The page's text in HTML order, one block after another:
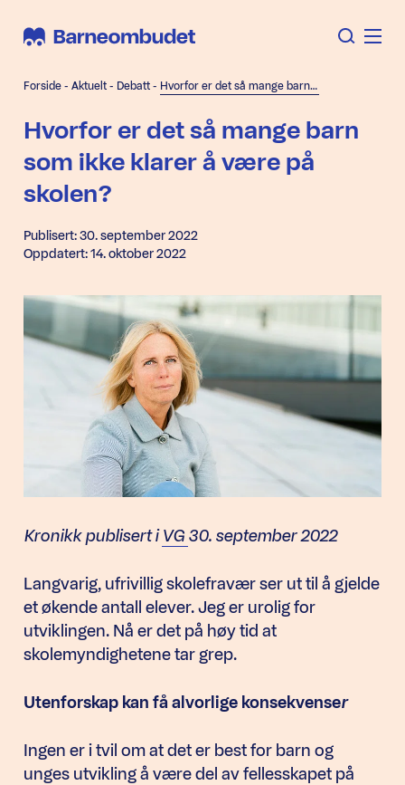
Forside - Aktuelt - Debatt - Hvorfor er det så mange barn som ikke klarer å være på skolen?
Hvorfor er det så mange barn
som ikke klarer å være på
skolen?
Publisert: 30. september 2022
Oppdatert: 14. oktober 2022
Kronikk publisert iVG 30. september 2022
Langvarig, ufrivillig skolefravær ser ut til å gjelde
et økende antall elever. Jeg er urolig for
utviklingen. Nå er det på høy tid at
skolemyndighetene tar grep.
Utenforskap kan få alvorlige konsekvenser
Ingen er i tvil om at det er best for barn og
unges utvikling å være del av fellesskapet på